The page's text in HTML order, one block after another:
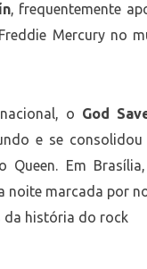
, frequentemente
Mercury no
o God
e se consolidou
Queen. Em
noite marcada por
da história do rock